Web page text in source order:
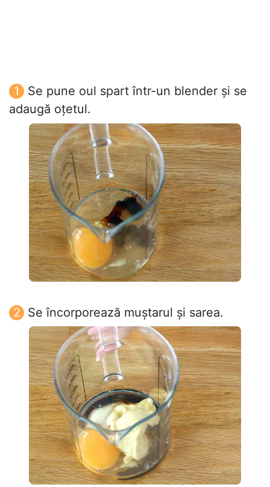
Se pune oul spart într-un blender și se
adaugă oțetul.
Se încorporează muștarul și sarea.